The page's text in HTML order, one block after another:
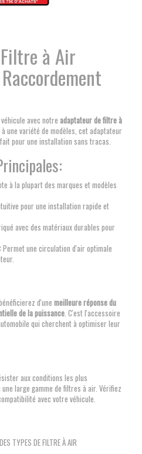
à Air
avec notre adaptateur de filtre à
une variété de modèles, cet adaptateur
pour une installation sans tracas.
à la plupart des marques et modèles
pour une installation rapide et
avec des matériaux durables pour
Permet une circulation d'air optimale
d'une meilleure réponse du
de la puissance. C'est l'accessoire
qui cherchent à optimiser leur
aux conditions les plus
large gamme de filtres à air. Vérifiez
avec votre véhicule.
TYPES DE FILTRE À AIR